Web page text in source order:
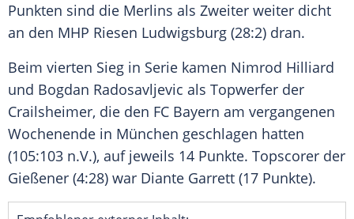
Punkten sind die Merlins als Zweiter weiter dicht
an den MHP Riesen Ludwigsburg (28:2) dran.
Beim vierten Sieg in Serie kamen Nimrod Hilliard
und Bogdan Radosavljevic als Topwerfer der
Crailsheimer, die den FC Bayern am vergangenen
Wochenende in München geschlagen hatten
(105:103 n.V.), auf jeweils 14 Punkte. Topscorer der
Gießener (4:28) war Diante Garrett (17 Punkte).